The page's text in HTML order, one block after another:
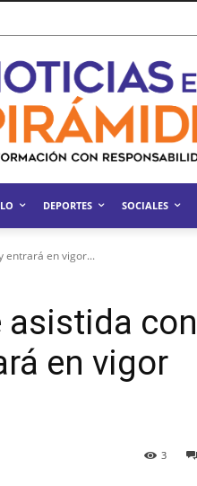
DEPORTES SOCIALES
entrará en vigor...
asistida con
en vigor
3